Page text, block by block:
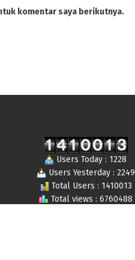
komentar saya berikutnya.
Users Today : 1228
Users Yesterday : 2249
Total Users : 1410013
Total views : 6760488